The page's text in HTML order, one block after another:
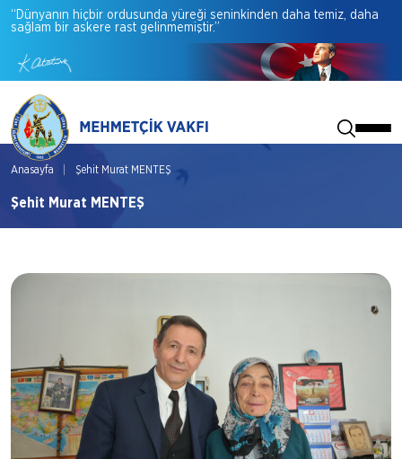
“Dünyanın hiçbir ordusunda yüreği seninkinden daha temiz, daha
sağlam bir askere rast gelinmemiştir.”
Anasayfa Şehit Murat MENTEŞ
Şehit Murat MENTEŞ